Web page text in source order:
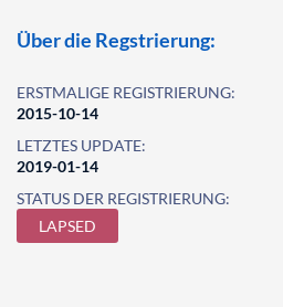
Über die Regstrierung:
ERSTMALIGE REGISTRIERUNG:
2015-10-14
LETZTES UPDATE:
2019-01-14
STATUS DER REGISTRIERUNG:
LAPSED